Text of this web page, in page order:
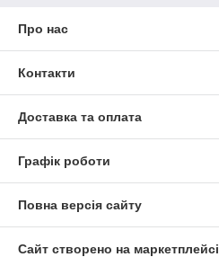
Про нас
Контакти
Доставка та оплата
Графік роботи
Повна версія сайту
Сайт створено на маркетплейсі